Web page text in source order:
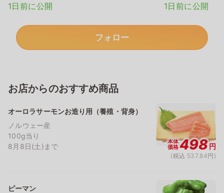
1日前に公開
1日前に公開
フォロー
お店からのおすすめ商品
オーロラサーモンお造り用（養殖・背身）
ノルウェー産
100g当り
8月8日(土)まで
本体
価格498円
(税込 537.84円)
ピーマン